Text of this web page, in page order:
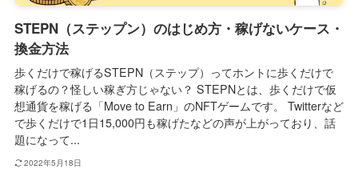
STEPN（ステップン）のはじめ方・稼げないケース・
換金方法
歩くだけで稼げるSTEPN（ステップ）ってホントに歩くだけで
稼げるの？怪しい稼ぎ方じゃない？ STEPNとは、歩くだけで仮
想通貨を稼げる「Move to Earn」のNFTゲームです。 Twitterなど
で歩くだけで1日15,000円も稼げたなどの声が上がっており、話
題になって...
2022年5月18日